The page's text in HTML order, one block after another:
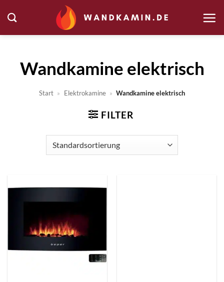
Inhalt
springen
Wandkamine elektrisch
Start » Elektrokamine » Wandkamine elektrisch
FILTER